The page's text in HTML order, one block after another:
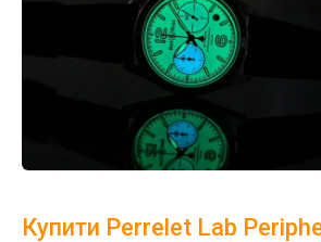
Купити Perrelet Lab